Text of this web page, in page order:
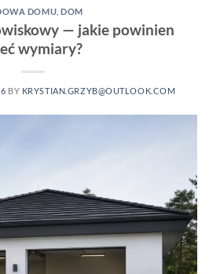
DOMU ,DOM
— jakie powinien
wymiary?
BY KRYSTIAN.GRZYB@OUTLOOK.COM